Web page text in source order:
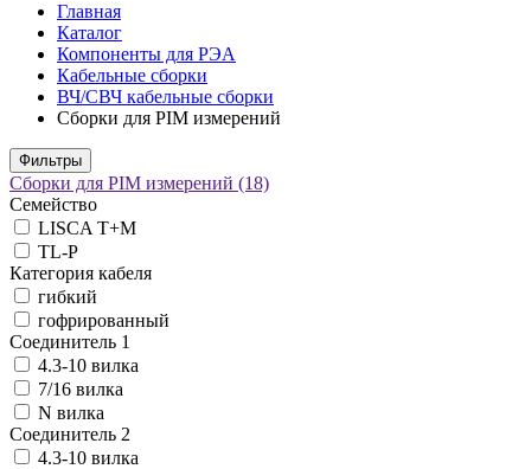
Главная
Каталог
Компоненты для РЭА
Кабельные сборки
ВЧ/СВЧ кабельные сборки
Сборки для PIM измерений
Фильтры
Сборки для PIM измерений (18)
Семейство
LISCA T+M
TL-P
Категория кабеля
гибкий
гофрированный
Соединитель 1
4.3-10 вилка
7/16 вилка
N вилка
Соединитель 2
4.3-10 вилка